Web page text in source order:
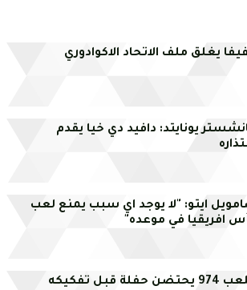
يغلق ملف الاتحاد الاكوادوري
يونايتد: دافيد دي خيا يقدم
ايتو: "لا يوجد اي سبب يمنع لعب
افريقيا في موعده"
حفلة قبل تفكيكه